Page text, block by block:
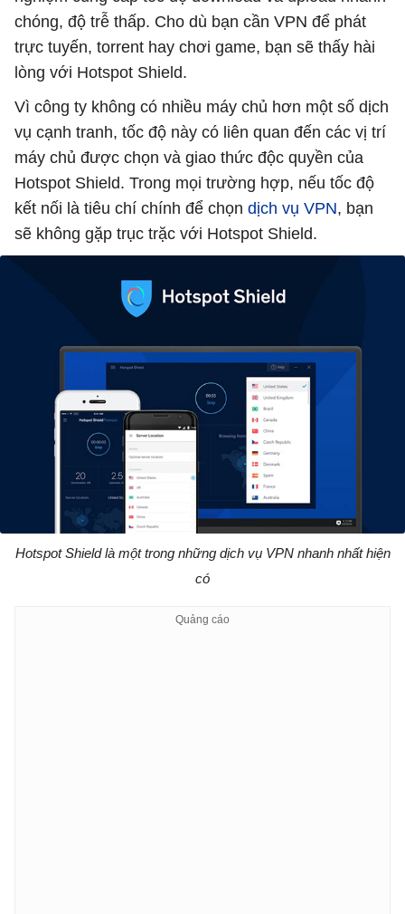
chóng, độ trễ thấp. Cho dù bạn cần VPN để phát
trực tuyến, torrent hay chơi game, bạn sẽ thấy hài
lòng với Hotspot Shield.
Vì công ty không có nhiều máy chủ hơn một số dịch
vụ cạnh tranh, tốc độ này có liên quan đến các vị trí
máy chủ được chọn và giao thức độc quyền của
Hotspot Shield. Trong mọi trường hợp, nếu tốc độ
kết nối là tiêu chí chính để chọn dịch vụ VPN, bạn
sẽ không gặp trục trặc với Hotspot Shield.
Hotspot Shield là một trong những dịch vụ VPN nhanh nhất hiện
có